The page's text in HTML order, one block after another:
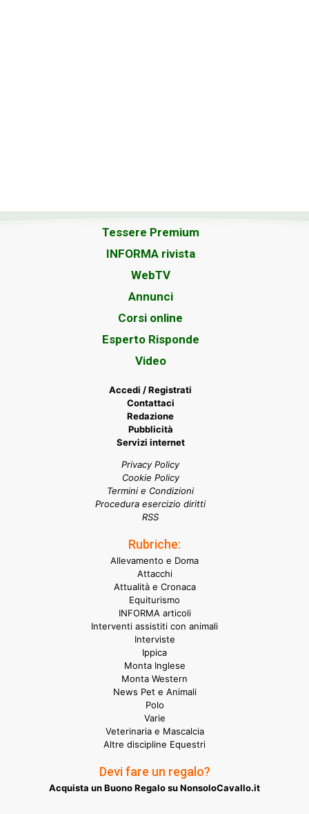
Tessere Premium
INFORMA rivista
WebTV
Annunci
Corsi online
Esperto Risponde
Video
Accedi / Registrati
Contattaci
Redazione
Pubblicità
Servizi internet
Privacy Policy
Cookie Policy
Termini e Condizioni
Procedura esercizio diritti
RSS
Rubriche:
Allevamento e Doma
Attacchi
Attualità e Cronaca
Equiturismo
INFORMA articoli
Interventi assistiti con animali
Interviste
Ippica
Monta Inglese
Monta Western
News Pet e Animali
Polo
Varie
Veterinaria e Mascalcia
Altre discipline Equestri
Devi fare un regalo?
Acquista un Buono Regalo su NonsoloCavallo.it